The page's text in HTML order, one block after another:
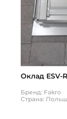
Оклад ESV-
Бренд: Fakro
Страна: